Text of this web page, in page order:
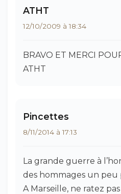
ATHT
12/10/2009 à 18:34
BRAVO ET MERCI
ATHT
Pincettes
8/11/2014 à 17:13
La grande guerre à
des hommages un peu
A Marseille, ne ratez